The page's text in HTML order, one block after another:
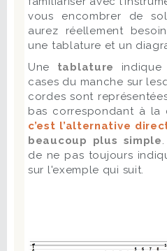
vous encombrer de
aurez réellement
une tablature et un
Une tablature
cases du manche sur
cordes sont
bas correspondant à la
c’est l’alternative
beaucoup plus simple
de ne pas toujours
sur l'exemple qui suit.